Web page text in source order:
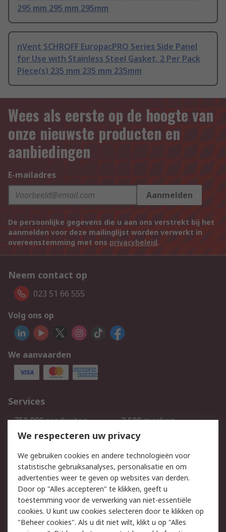
295 mm 295 mm 295mm
nVent SCHROFF EuropacPRO Series Side Panel
for Use with Stainless Steel Gasket, 2 Per Pack
Piece(s) 235 mm 235 mm 235mm
Wees als eerste op de hoogte van
onze nieuwste producten en
aanbiedingen
E-mailadres
Aanmelden
De persoonlijke gegevens die u aan ons verstrekt bij het
aanmelden voor deze mailinglijst worden verwerkt in
overeenstemming met ons privacybeleid.
Neem contact op
023 51 66 555
Volg ons op
We aanvaarden
Services
750.000 producten
2.500 merken
Bestellen
Inkoopoplossingen
Track & Trace
Wettelijk
Cookiebeleid
Email veiligheid
Privacybeleid
Websitevoorwaarden
We respecteren uw privacy
We gebruiken cookies en andere technologieën voor
statistische gebruiksanalyses, personalisatie en om
advertenties weer te geven op websites van derden.
Door op "Alles accepteren" te klikken, geeft u
toestemming voor de verwerking van niet-essentiële
cookies. U kunt uw cookies selecteren door te klikken op
"Beheer cookies". Als u dit niet wilt, klikt u op "Alles